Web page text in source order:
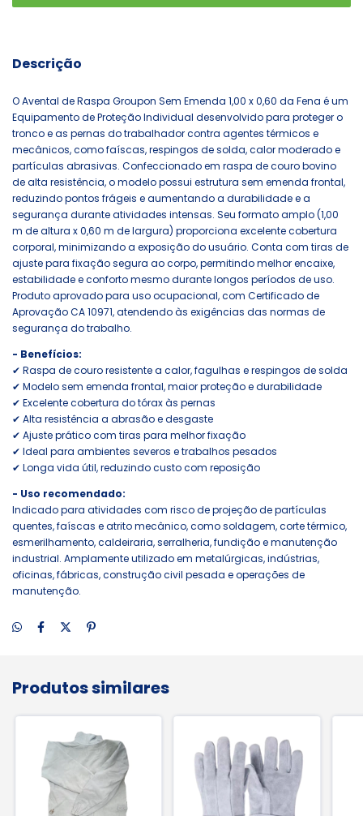
Descrição
O Avental de Raspa Groupon Sem Emenda 1,00 x 0,60 da Fena é um
Equipamento de Proteção Individual desenvolvido para proteger o
tronco e as pernas do trabalhador contra agentes térmicos e
mecânicos, como faíscas, respingos de solda, calor moderado e
partículas abrasivas. Confeccionado em raspa de couro bovino
de alta resistência, o modelo possui estrutura sem emenda frontal,
reduzindo pontos frágeis e aumentando a durabilidade e a
segurança durante atividades intensas. Seu formato amplo (1,00
m de altura x 0,60 m de largura) proporciona excelente cobertura
corporal, minimizando a exposição do usuário. Conta com tiras de
ajuste para fixação segura ao corpo, permitindo melhor encaixe,
estabilidade e conforto mesmo durante longos períodos de uso.
Produto aprovado para uso ocupacional, com Certificado de
Aprovação CA 10971, atendendo às exigências das normas de
segurança do trabalho.
- Benefícios:
✔ Raspa de couro resistente a calor, fagulhas e respingos de solda
✔ Modelo sem emenda frontal, maior proteção e durabilidade
✔ Excelente cobertura do tórax às pernas
✔ Alta resistência a abrasão e desgaste
✔ Ajuste prático com tiras para melhor fixação
✔ Ideal para ambientes severos e trabalhos pesados
✔ Longa vida útil, reduzindo custo com reposição
- Uso recomendado:
Indicado para atividades com risco de projeção de partículas
quentes, faíscas e atrito mecânico, como soldagem, corte térmico,
esmerilhamento, caldeiraria, serralheria, fundição e manutenção
industrial. Amplamente utilizado em metalúrgicas, indústrias,
oficinas, fábricas, construção civil pesada e operações de
manutenção.
Produtos similares